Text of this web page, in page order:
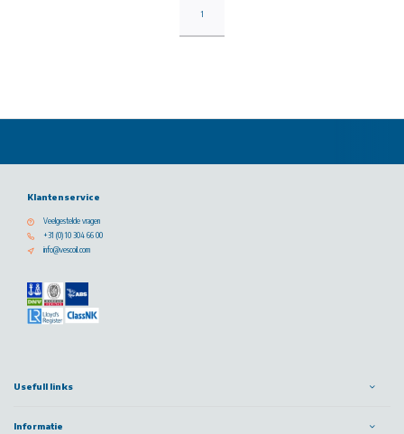
1
Klantenservice
Veelgestelde vragen
+31 (0) 10 304 66 00
info@vescoil.com
Usefull links
Informatie